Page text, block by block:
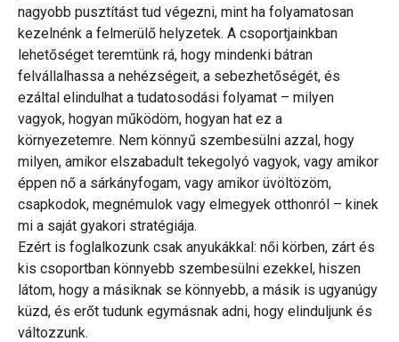
nagyobb pusztítást tud végezni, mint ha folyamatosan
kezelnénk a felmerülő helyzetek. A csoportjainkban
lehetőséget teremtünk rá, hogy mindenki bátran
felvállalhassa a nehézségeit, a sebezhetőségét, és
ezáltal elindulhat a tudatosodási folyamat – milyen
vagyok, hogyan működöm, hogyan hat ez a
környezetemre. Nem könnyű szembesülni azzal, hogy
milyen, amikor elszabadult tekegolyó vagyok, vagy amikor
éppen nő a sárkányfogam, vagy amikor üvöltözöm,
csapkodok, megnémulok vagy elmegyek otthonról – kinek
mi a saját gyakori stratégiája.
Ezért is foglalkozunk csak anyukákkal: női körben, zárt és
kis csoportban könnyebb szembesülni ezekkel, hiszen
látom, hogy a másiknak se könnyebb, a másik is ugyanúgy
küzd, és erőt tudunk egymásnak adni, hogy elinduljunk és
változzunk.